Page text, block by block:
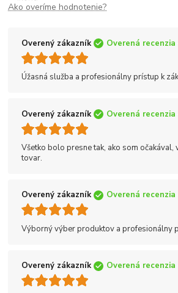
Ako overíme hodnotenie?
Overený zákazník Overená recenzia
Úžasná služba a profesionálny prístup k
Overený zákazník Overená recenzia
Všetko bolo presne tak, ako som očakával,
tovar.
Overený zákazník Overená recenzia
Výborný výber produktov a profesionálny
Overený zákazník Overená recenzia